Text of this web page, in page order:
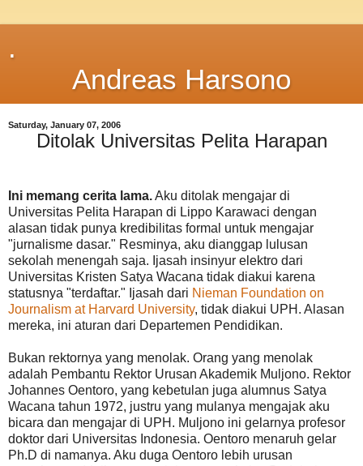
.
Andreas Harsono
Saturday, January 07, 2006
Ditolak Universitas Pelita Harapan
Ini memang cerita lama.Aku ditolak mengajar di
Universitas Pelita Harapan di Lippo Karawaci dengan
alasan tidak punya kredibilitas formal untuk mengajar
"jurnalisme dasar." Resminya, aku dianggap lulusan
sekolah menengah saja. Ijasah insinyur elektro dari
Universitas Kristen Satya Wacana tidak diakui karena
statusnya "terdaftar." Ijasah dari Nieman Foundation on
Journalism at Harvard University, tidak diakui UPH. Alasan
mereka, ini aturan dari Departemen Pendidikan.
Bukan rektornya yang menolak. Orang yang menolak
adalah Pembantu Rektor Urusan Akademik Muljono. Rektor
Johannes Oentoro, yang kebetulan juga alumnus Satya
Wacana tahun 1972, justru yang mulanya mengajak aku
bicara dan mengajar di UPH. Muljono ini gelarnya profesor
doktor dari Universitas Indonesia. Oentoro menaruh gelar
Ph.D di namanya. Aku duga Oentoro lebih urusan